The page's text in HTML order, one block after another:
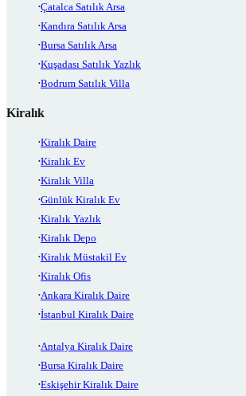
Çatalca Satılık Arsa
Kandıra Satılık Arsa
Bursa Satılık Arsa
Kuşadası Satılık Yazlık
Bodrum Satılık Villa
Kiralık
Kiralık Daire
Kiralık Ev
Kiralık Villa
Günlük Kiralık Ev
Kiralık Yazlık
Kiralık Depo
Kiralık Müstakil Ev
Kiralık Ofis
Ankara Kiralık Daire
İstanbul Kiralık Daire
Antalya Kiralık Daire
Bursa Kiralık Daire
Eskişehir Kiralık Daire